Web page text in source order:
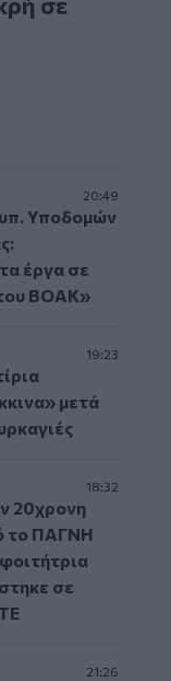
20:49
Υποδομών
έργα σε
ΒΟΑΚ»
19:23
μετά
18:32
20χρονη
το ΠΑΓΝΗ
σε
21:26